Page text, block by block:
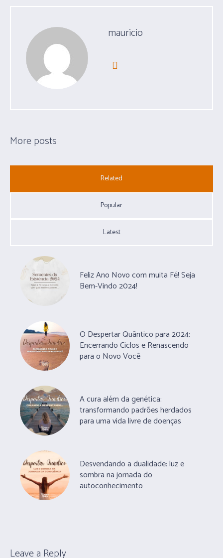
mauricio
More posts
Related
Popular
Latest
Feliz Ano Novo com muita Fé! Seja
Bem-Vindo 2024!
O Despertar Quântico para 2024:
Encerrando Ciclos e Renascendo
para o Novo Você
A cura além da genética:
transformando padrões herdados
para uma vida livre de doenças
Desvendando a dualidade: luz e
sombra na jornada do
autoconhecimento
Leave a Reply